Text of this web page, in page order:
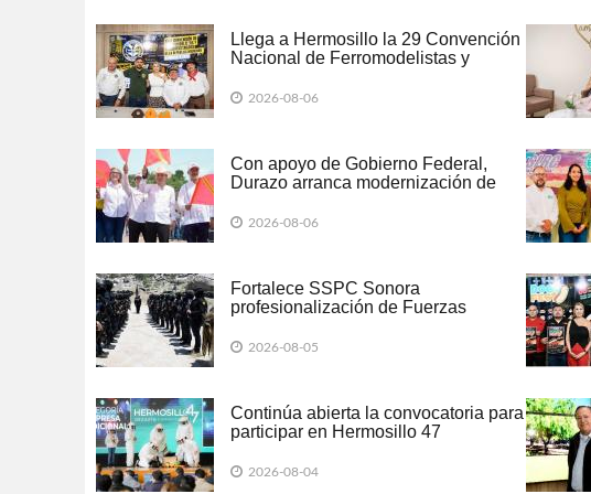
Llega a Hermosillo la 29 Convención
Nacional de Ferromodelistas y
2026-08-06
Con apoyo de Gobierno Federal,
Durazo arranca modernización de
Chihuahua
2026-08-06
Fortalece SSPC Sonora
profesionalización de Fuerzas
operativa y ceremonia académica
2026-08-05
Continúa abierta la convocatoria para
participar en Hermosillo 47
2026-08-04